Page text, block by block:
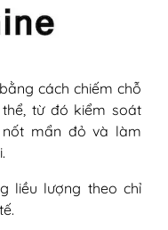
cách chiếm chỗ
từ đó kiểm soát
mẩn đỏ và làm
liều lượng theo chỉ